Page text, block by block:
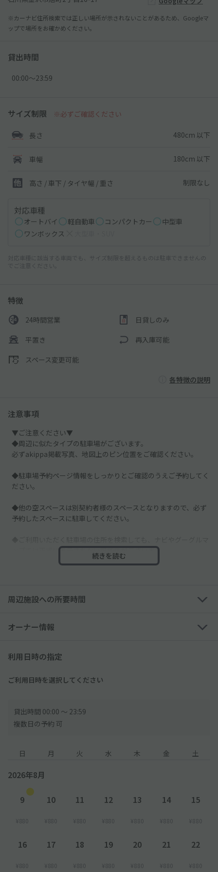
※カーナビ住所検索では正しい場所が示されないことがあるため、Googleマ
ップで場所をお確かめください。
貸出時間
00:00〜23:59
サイズ制限 ※必ずご確認ください
長さ 480cm 以下
車幅 180cm 以下
高さ / 車下 / タイヤ幅 / 重さ 制限なし
対応車種
オートバイ 軽自動車 コンパクトカー
中型車
ワンボックス
対応車種に該当する車両でも、サイズ制限を超えるものは駐車できませんの
でご注意ください。
特徴
24時間営業 日貸しのみ
平置き 再入庫可能
スペース変更可能
各特徴の説明
注意事項
▼ご注意ください▼
◆周辺に似たタイプの駐車場がございます。
必ずakippa掲載写真、地図上のピン位置をご確認ください。
◆駐車場予約ページ情報をしっかりとご確認のうえご予約してく
ださい。
◆他の空スペースは別契約者様のスペースとなりますので、必ず
予約したスペースに駐車してください。
ップでは正式に表示されない可能性がございます。
その際は、掲載情報のakippaご利用駐車場の地図や掲載写真を
動」にご配慮くださいませ。
い。
続きを読む
周辺施設への所要時間
オーナー情報
利用日時の指定
ご利用日時を選択してください
貸出時間 00:00 〜 23:59
複数日の予約 可
日 月 火 水 木 金 土
2026年8月
9
¥880
10
¥880
11
¥880
12
¥880
13
¥880
14
¥880
15
¥880
16
¥880
17
¥880
18
¥880
19
¥880
20
¥880
21
¥880
22
¥880